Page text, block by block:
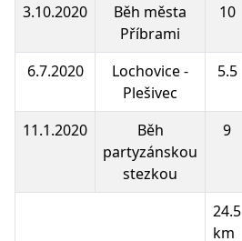
3.10.2020
Běh města
Příbrami
10
6.7.2020
Lochovice -
Plešivec
5.5
11.1.2020
Běh
partyzánskou
stezkou
9
24.5
km